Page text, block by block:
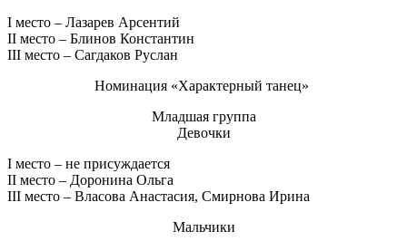
I место – Лазарев Арсентий
II место – Блинов Константин
III место – Сагдаков Руслан
Номинация «Характерный танец»
Младшая группа
Девочки
I место – не присуждается
II место – Доронина Ольга
III место – Власова Анастасия, Смирнова Ирина
Мальчики